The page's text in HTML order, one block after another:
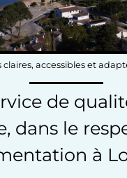
accessibles et
de
dans le
à